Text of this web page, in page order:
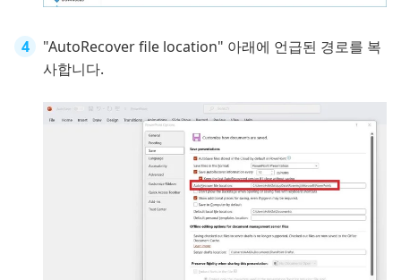
"AutoRecover file location" 아래에 언급된 경로를 복
사합니다.